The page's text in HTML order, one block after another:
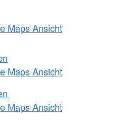
Maps Ansicht
Maps Ansicht
Maps Ansicht